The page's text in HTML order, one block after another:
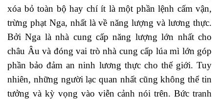
xóa bỏ toàn bộ hay chí ít là một phần lệnh cấm vận,
trừng phạt Nga, nhất là về năng lượng và lương thực.
Bởi Nga là nhà cung cấp năng lượng lớn nhất cho
châu Âu và đóng vai trò nhà cung cấp lúa mì lớn góp
phần bảo đảm an ninh lương thực cho thế giới. Tuy
nhiên, những người lạc quan nhất cũng không thể tin
tưởng và kỳ vọng vào viễn cảnh nói trên.Bức tranh